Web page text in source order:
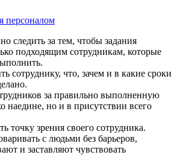
следить за тем, чтобы задания
подходящим сотрудникам, которые
сотруднику, что, зачем и в какие сроки
за правильно выполненную
наедине, но и в присутствии всего
точку зрения своего сотрудника.
с людьми без барьеров,
и заставляют чувствовать